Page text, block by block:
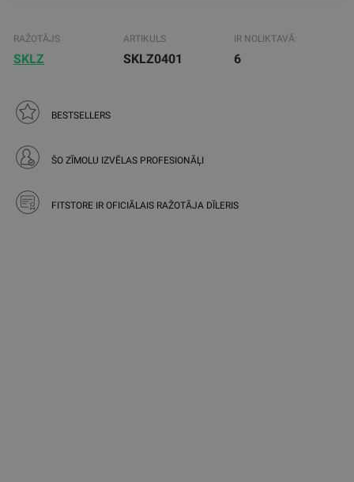
RAŽOTĀJS
SKLZ
ARTIKULS
SKLZ0401
IR NOLIKTAVĀ:
6
BESTSELLERS
ŠO ZĪMOLU IZVĒLAS PROFESIONĀĻI
FITSTORE IR OFICIĀLAIS RAŽOTĀJA DĪLERIS